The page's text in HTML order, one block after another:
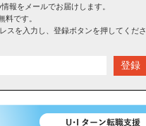
報をメールでお届けします。
料です。
スを入力し、登録ボタンを押してくださ
登録